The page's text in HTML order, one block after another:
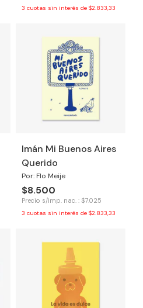
3 cuotas sin interés de $2.833,33
Imán Mi Buenos Aires
Querido
Por: Flo Meije
$8.500
Precio s/imp. nac. : $7.025
3 cuotas sin interés de $2.833,33